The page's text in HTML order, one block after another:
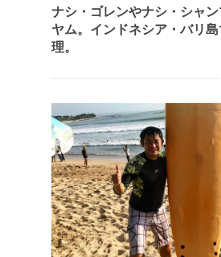
ナシ・ゴレンやナシ・シャ
ヤム。インドネシア・バリ
理。